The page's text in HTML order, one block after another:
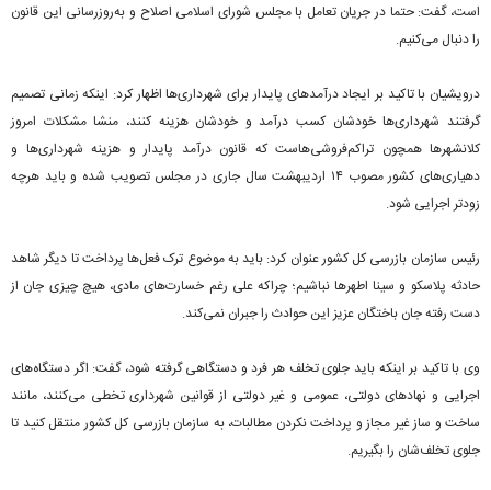
است، گفت: حتما در جریان تعامل با مجلس شورای اسلامی اصلاح و به‌روزرسانی این قانون
را دنبال می‌کنیم.
درویشیان با تاکید بر ایجاد درآمدهای پایدار برای شهرداری‌ها اظهار کرد: اینکه زمانی تصمیم
گرفتند شهرداری‌ها خودشان کسب درآمد و خودشان هزینه کنند، منشا مشکلات امروز
کلانشهرها همچون تراکم‌فروشی‌هاست که قانون درآمد پایدار و هزینه شهرداری‌ها و
دهیاری‌های کشور‌ مصوب ۱۴ اردیبهشت سال جاری در مجلس تصویب شده و باید هرچه
زودتر اجرایی شود.
رئیس سازمان بازرسی کل کشور عنوان کرد: باید به موضوع ترک فعل‌ها پرداخت تا دیگر شاهد
حادثه پلاسکو و سینا اطهرها نباشیم؛ چراکه علی رغم خسارت‌های مادی، هیچ چیزی جان از
دست رفته جان باختگان عزیز این حوادث را جبران نمی‌کند.
وی با تاکید بر اینکه باید جلوی تخلف هر فرد و دستگاهی گرفته شود، گفت: اگر دستگاه‌های
اجرایی و نهادهای دولتی، عمومی و غیر دولتی از قوانین شهرداری تخطی می‌کنند، مانند
ساخت و ساز غیر مجاز و پرداخت نکردن مطالبات، به سازمان بازرسی کل کشور منتقل کنید تا
جلوی تخلف‌شان را بگیریم.